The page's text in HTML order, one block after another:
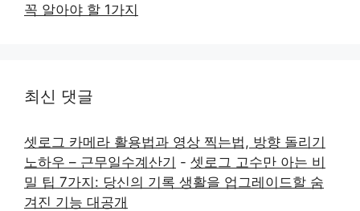
꼭 알아야 할 1가지
최신 댓글
셋로그 카메라 활용법과 영상 찍는법, 방향 돌리기
노하우 – 근무일수계산기 - 셋로그 고수만 아는 비
밀 팁 7가지: 당신의 기록 생활을 업그레이드할 숨
겨진 기능 대공개